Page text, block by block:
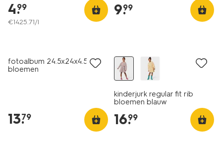
4.
99
€1425.71/l
9.
99
fotoalbum 24.5x24x4.5cm
bloemen
13.
79
kinderjurk regular fit rib
bloemen blauw
16.
99